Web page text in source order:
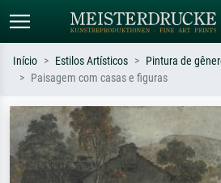
Pesquise por artista, título ou estilo –
ex: Monet, Noite Estrelada,
impressionismo, onda de Hokusai, nu.
a
Início Estilos Artísticos Pintura de
Paisagem com casas e figuras